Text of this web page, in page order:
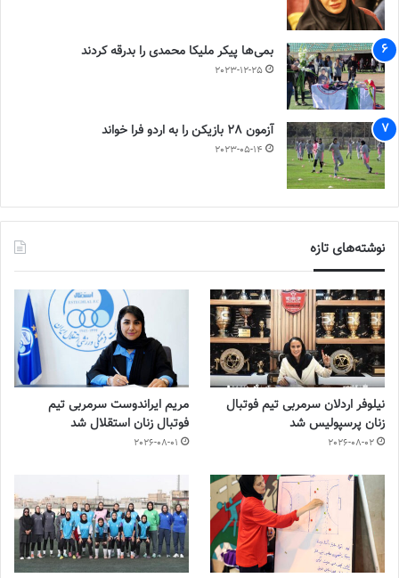
بمی‌ها پیکر ملیکا محمدی را بدرقه کردند
2023-12-25
آزمون 28 بازیکن را به اردو فرا خواند
2023-05-14
نوشته‌های تازه
نیلوفر اردلان سرمربی تیم فوتبال
زنان پرسپولیس شد
2026-08-02
مریم ایراندوست سرمربی تیم
فوتبال زنان استقلال شد
2026-08-01